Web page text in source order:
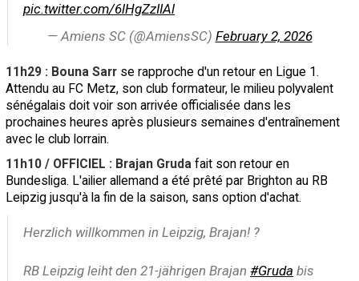
pic.twitter.com/6lHgZzIIAl
— Amiens SC (@AmiensSC) February 2, 2026
11h29 : Bouna Sarr se rapproche d'un retour en Ligue 1.
Attendu au FC Metz, son club formateur, le milieu polyvalent
sénégalais doit voir son arrivée officialisée dans les
prochaines heures après plusieurs semaines d'entraînement
avec le club lorrain.
11h10 / OFFICIEL : Brajan Gruda fait son retour en
Bundesliga. L'ailier allemand a été prêté par Brighton au RB
Leipzig jusqu'à la fin de la saison, sans option d'achat.
Herzlich willkommen in Leipzig, Brajan! ?
RB Leipzig leiht den 21-jährigen Brajan #Gruda bis